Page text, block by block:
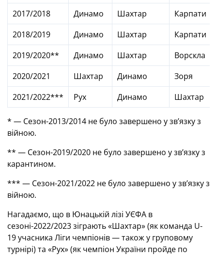
2017/2018 Динамо Шахтар
Карпати
2018/2019
Динамо Шахтар
Карпати
2019/2020**
Динамо Шахтар
Ворскла
2020/2021
Шахтар Динамо
Зоря
2021/2022***
Рух Динамо Шахтар
* — Сезон-2013/2014 не було завершено у зв’язку з
війною.
** — Сезон-2019/2020 не було завершено у зв’язку з
карантином.
*** — Сезон-2021/2022 не було завершено у зв’язку з
війною.
Нагадаємо, що в Юнацькій лізі УЄФА в
сезоні-2022/2023 зіграють «Шахтар» (як команда U-
19 учасника Ліги чемпіонів — також у груповому
турнірі) та «Рух» (як чемпіон України пройде по